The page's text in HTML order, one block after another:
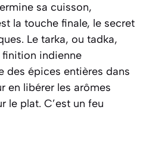
sa cuisson,
la touche finale, le secret
Le tarka, ou tadka,
indienne
des épices entières dans
en libérer les arômes
le plat. C’est un feu